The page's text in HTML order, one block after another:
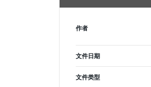
作者
文件日期
文件类型